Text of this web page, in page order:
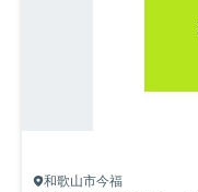
和歌山市今福